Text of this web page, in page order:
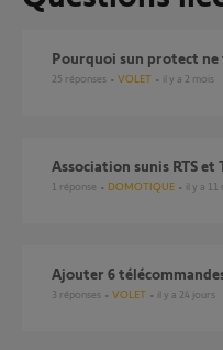
pourquoi sun protect
25 réponses VOLET il y a 2 mois
association sunis RTS et
1 réponse DOMOTIQUE il y a
Ajouter 6
3 réponses VOLET il y a 24 jours